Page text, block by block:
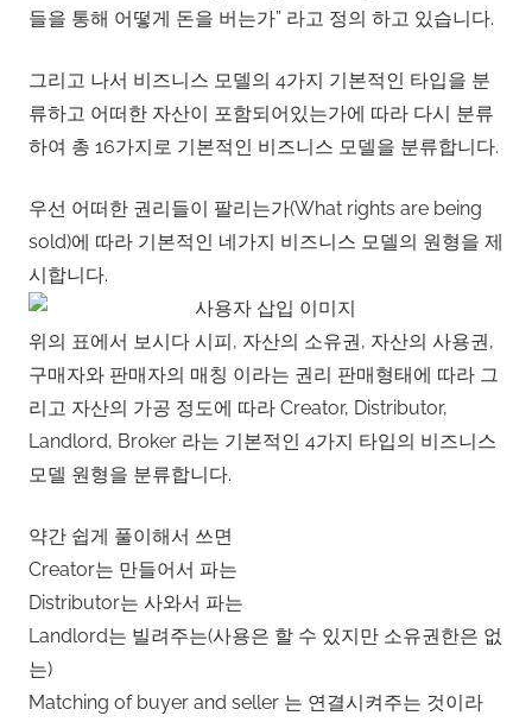
들을 통해 어떻게 돈을 버는가” 라고 정의 하고 있습니다.
그리고 나서 비즈니스 모델의 4가지 기본적인 타입을 분
류하고 어떠한 자산이 포함되어있는가에 따라 다시 분류
하여 총 16가지로 기본적인 비즈니스 모델을 분류합니다.
우선 어떠한 권리들이 팔리는가(What rights are being
sold)에 따라 기본적인 네가지 비즈니스 모델의 원형을 제
시합니다.
위의 표에서 보시다 시피, 자산의 소유권, 자산의 사용권,
구매자와 판매자의 매칭 이라는 권리 판매형태에 따라 그
리고 자산의 가공 정도에 따라 Creator, Distributor,
Landlord, Broker 라는 기본적인 4가지 타입의 비즈니스
모델 원형을 분류합니다.
약간 쉽게 풀이해서 쓰면
Creator는 만들어서 파는
Distributor는 사와서 파는
Landlord는 빌려주는(사용은 할 수 있지만 소유권한은 없
는)
Matching of buyer and seller 는 연결시켜주는 것이라